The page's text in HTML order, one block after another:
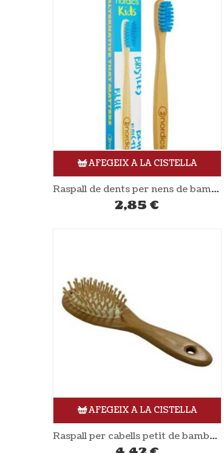
AFEGEIX A LA CISTELLA
Raspall de dents per nens de bambú blau NORDICS
2,85 €
AFEGEIX A LA CISTELLA
Raspall per cabells petit de bambú NATURA SPA